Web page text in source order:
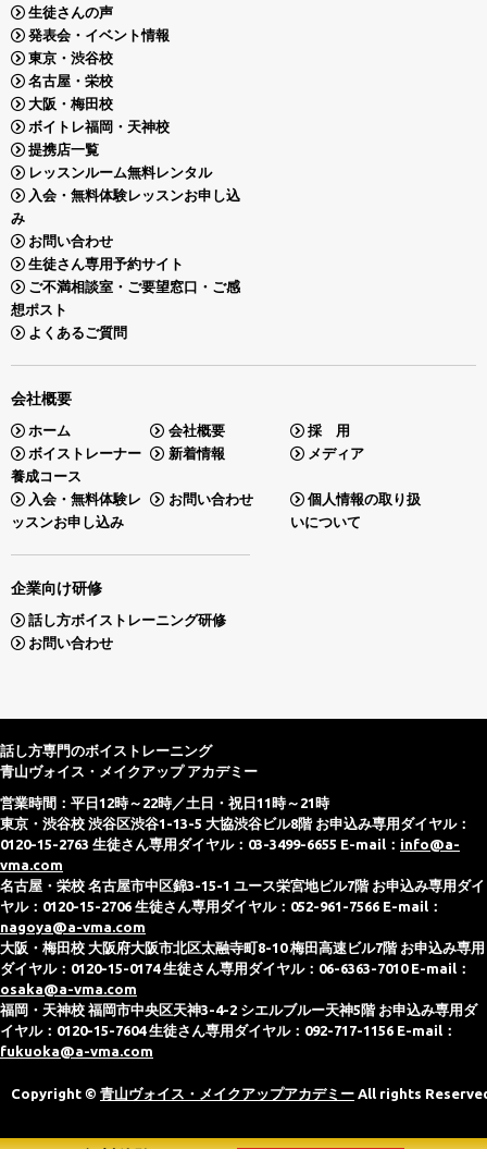
生徒さんの声
発表会・イベント情報
東京・渋谷校
名古屋・栄校
大阪・梅田校
ボイトレ福岡・天神校
提携店一覧
レッスンルーム無料レンタル
入会・無料体験レッスンお申し込
み
お問い合わせ
生徒さん専用予約サイト
ご不満相談室・ご要望窓口・ご感
想ポスト
よくあるご質問
会社概要
ホーム 会社概要
採 用
ボイストレーナー
養成コース
新着情報 メディア
入会・無料体験レ
ッスンお申し込み
お問い合わせ
個人情報の取り扱
いについて
企業向け研修
話し方ボイストレーニング研修
お問い合わせ
話し方専門のボイストレーニング
青山ヴォイス・メイクアップ アカデミー
営業時間：平日12時～22時／土日・祝日11時～21時
東京・渋谷校 渋谷区渋谷1-13-5 大協渋谷ビル8階 お申込み専用ダイヤル：
0120-15-2763 生徒さん専用ダイヤル：03-3499-6655 E-mail： info@a-
vma.com
名古屋・栄校 名古屋市中区錦3-15-1 ユース栄宮地ビル7階 お申込み専用ダイ
ヤル：0120-15-2706 生徒さん専用ダイヤル：052-961-7566 E-mail：
nagoya@a-vma.com
大阪・梅田校 大阪府大阪市北区太融寺町8-10 梅田高速ビル7階 お申込み専用
ダイヤル：0120-15-0174 生徒さん専用ダイヤル：06-6363-7010 E-mail：
osaka@a-vma.com
福岡・天神校 福岡市中央区天神3-4-2 シエルブルー天神5階 お申込み専用ダ
イヤル：0120-15-7604 生徒さん専用ダイヤル：092-717-1156 E-mail：
fukuoka@a-vma.com
Copyright © 青山ヴォイス・メイクアップアカデミー All rights